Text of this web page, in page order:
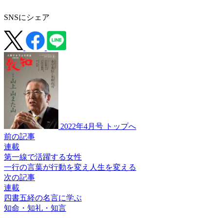
SNSにシェア
2022年4月号 トップへ
前の記事
連載
第一線で活躍する女性
一行の言葉が行動を変え人生を変える
次の記事
連載
四書五経の名言に学ぶ
知命・知礼・知言